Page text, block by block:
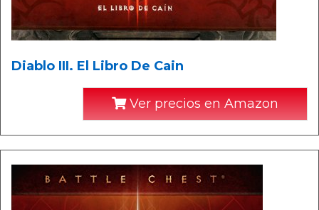
Diablo III. El Libro De Cain
Ver precios en Amazon